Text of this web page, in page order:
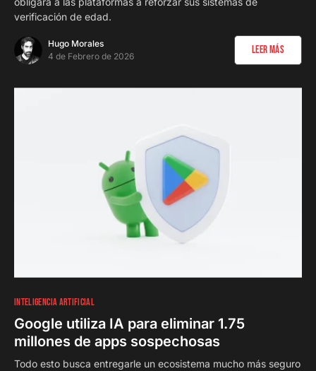
verificación de edad.
Hugo Morales
4 de Febrero de 2026
Leer Más
INTELIGENCIA ARTIFICIAL
Google utiliza IA para eliminar 1.75
millones de apps sospechosas
Todo esto busca entregarle un ecosistema mucho más seguro